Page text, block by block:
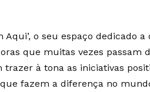
Aqui’, o seu espaço dedicado
que muitas vezes passam
trazer à tona as iniciativas
fazem a diferença no